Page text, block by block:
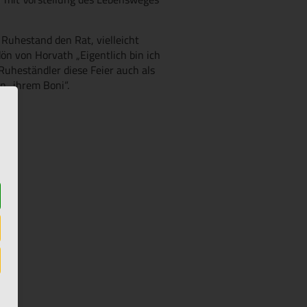
den Rat, vielleicht
von Horvath „Eigentlich bin ich
diese Feier auch als
„ihrem Boni“.